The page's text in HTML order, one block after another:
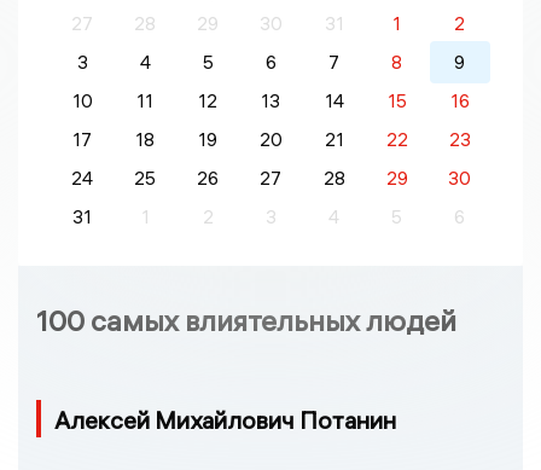
27
28 29 30 31 1
2
3
4 5 6 7 8
9
10
11 12 13 14 15
16
17
18 19 20 21 22
23
24
25 26 27 28 29
30
31
1 2 3 4 5 6
100 самых влиятельных людей
Алексей Михайлович Потанин